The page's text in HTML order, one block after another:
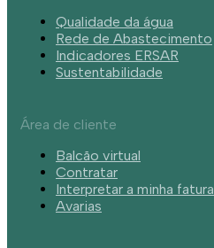
Qualidade da água
Rede de Abastecimento
Indicadores ERSAR
Sustentabilidade
Área de cliente
Balcão virtual
Contratar
Interpretar a minha fatura
Avarias